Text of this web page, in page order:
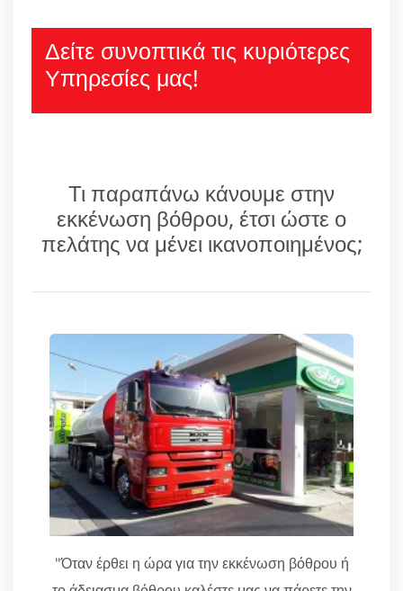
Δείτε συνοπτικά τις κυριότερες
Υπηρεσίες μας!
Τι παραπάνω κάνουμε στην
εκκένωση βόθρου, έτσι ώστε ο
πελάτης να μένει ικανοποιημένος;
"Όταν έρθει η ώρα για την εκκένωση βόθρου ή